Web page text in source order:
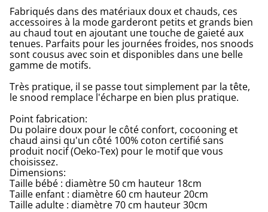
Fabriqués dans des matériaux doux et chauds, ces
accessoires à la mode garderont petits et grands bien
au chaud tout en ajoutant une touche de gaieté aux
tenues. Parfaits pour les journées froides, nos snoods
sont cousus avec soin et disponibles dans une belle
gamme de motifs.
Très pratique, il se passe tout simplement par la tête,
le snood remplace l'écharpe en bien plus pratique.
Point fabrication:
Du polaire doux pour le côté confort, cocooning et
chaud ainsi qu'un côté 100% coton certifié sans
produit nocif (Oeko-Tex) pour le motif que vous
choisissez.
Dimensions:
Taille bébé : diamètre 50 cm hauteur 18cm
Taille enfant : diamètre 60 cm hauteur 20cm
Taille adulte : diamètre 70 cm hauteur 30cm